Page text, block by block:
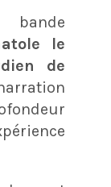
bande
le
de